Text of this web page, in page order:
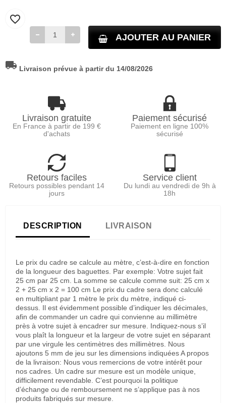
AJOUTER AU PANIER
favorite_border
local_shipping Livraison prévue à partir du 14/08/2026
Livraison gratuite
En France à partir de 199 €
d'achats
Paiement sécurisé
Paiement en ligne 100%
sécurisé
Retours faciles
Retours possibles pendant 14
jours
Service client
Du lundi au vendredi de 9h à
18h
DESCRIPTION LIVRAISON
Le prix du cadre se calcule au mètre, c’est-à-dire en fonction
de la longueur des baguettes. Par exemple: Votre sujet fait
25 cm par 25 cm. La somme se calcule comme suit: 25 cm x
2 + 25 cm x 2 = 100 cm Le prix du cadre sera donc calculé
en multipliant par 1 mètre le prix du mètre, indiqué ci-
dessus. Il est évidemment possible d’indiquer les décimales,
afin de commander un cadre qui convienne au millimètre
près à votre sujet à encadrer sur mesure. Indiquez-nous s’il
vous plaît la longueur et la largeur de votre sujet en séparant
par une virgule les centimètres des millimètres. Nous
ajoutons 5 mm de jeu sur les dimensions indiquées A propos
de la livraison: Nous vous remercions de votre intérêt pour
nos cadres. Un cadre sur mesure est un modèle unique,
difficilement revendable. C’est pourquoi la politique
d’échange ou de remboursement ne s’applique pas à nos
produits fabriqués sur mesure.